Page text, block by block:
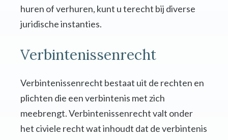
huren of verhuren, kunt u terecht bij diverse
juridische instanties.
Verbintenissenrecht
Verbintenissenrecht bestaat uit de rechten en
plichten die een verbintenis met zich
meebrengt. Verbintenissenrecht valt onder
het civiele recht wat inhoudt dat de verbintenis